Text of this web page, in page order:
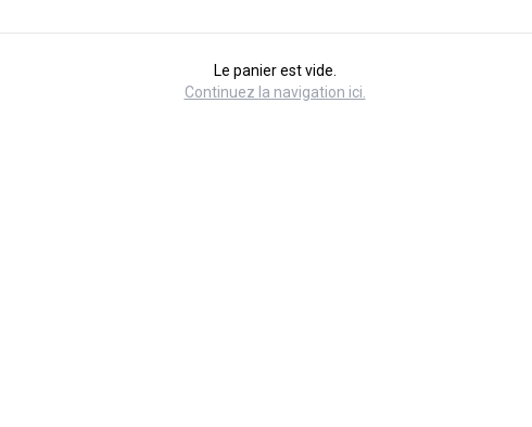
Le panier est vide.
Continuez la navigation ici.